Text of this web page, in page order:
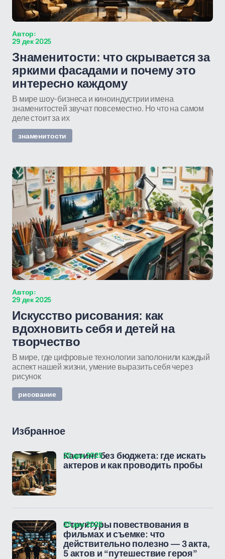
Автор:
29 дек 2025
Знаменитости: что скрывается за
яркими фасадами и почему это
интересно каждому
В мире шоу-бизнеса и киноиндустрии имена
знаменитостей звучат повсеместно. Но что на самом
деле стоит за их
знаменитости
Автор:
29 дек 2025
Искусство рисования: как
вдохновить себя и детей на
творчество
В мире, где цифровые технологии заполонили каждый
аспект нашей жизни, умение выразить себя через
рисунок
рисование
Избранное
Кастинг без бюджета: где искать
актеров и как проводить пробы
25 дек 2025
Структуры повествования в
фильмах и съемке: что
действительно полезно — 3 акта,
5 актов и “путешествие героя”
25 дек 2025